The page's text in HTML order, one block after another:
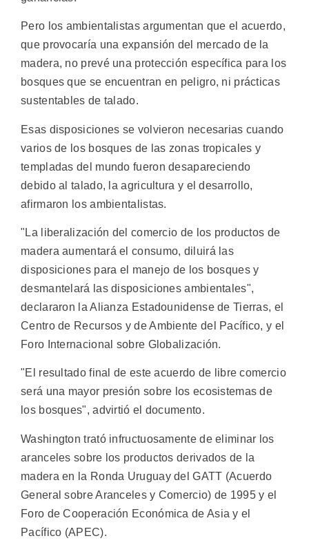
Pero los ambientalistas argumentan que el acuerdo,
que provocaría una expansión del mercado de la
madera, no prevé una protección específica para los
bosques que se encuentran en peligro, ni prácticas
sustentables de talado.
Esas disposiciones se volvieron necesarias cuando
varios de los bosques de las zonas tropicales y
templadas del mundo fueron desapareciendo
debido al talado, la agricultura y el desarrollo,
afirmaron los ambientalistas.
"La liberalización del comercio de los productos de
madera aumentará el consumo, diluirá las
disposiciones para el manejo de los bosques y
desmantelará las disposiciones ambientales",
declararon la Alianza Estadounidense de Tierras, el
Centro de Recursos y de Ambiente del Pacífico, y el
Foro Internacional sobre Globalización.
"El resultado final de este acuerdo de libre comercio
será una mayor presión sobre los ecosistemas de
los bosques", advirtió el documento.
Washington trató infructuosamente de eliminar los
aranceles sobre los productos derivados de la
madera en la Ronda Uruguay del GATT (Acuerdo
General sobre Aranceles y Comercio) de 1995 y el
Foro de Cooperación Económica de Asia y el
Pacífico (APEC).